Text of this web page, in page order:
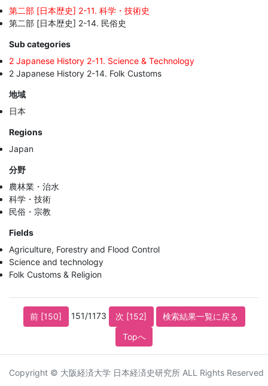
第二部 [日本歴史] 2-11. 科学・技術史
第二部 [日本歴史] 2-14. 民俗史
Sub categories
2 Japanese History 2-11. Science & Technology
2 Japanese History 2-14. Folk Customs
地域
日本
Regions
Japan
分野
農林業・治水
科学・技術
民俗・宗教
Fields
Agriculture, Forestry and Flood Control
Science and technology
Folk Customs & Religion
前 [150] 151/1173 次 [152]
検索結果一覧に戻る
Topへ
Copyright © 大阪経済大学 日本経済史研究所 ALL Rights Reserved